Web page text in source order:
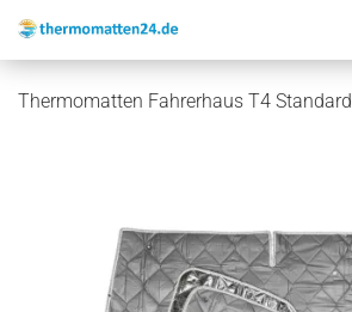
Thermomatten Fahrerhaus T4 Standard